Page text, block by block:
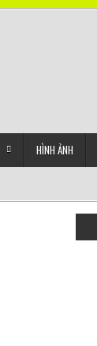
HÌNH ẢNH